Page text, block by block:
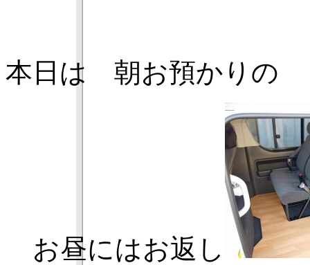
本日は 朝お預かり
お昼にはお返し